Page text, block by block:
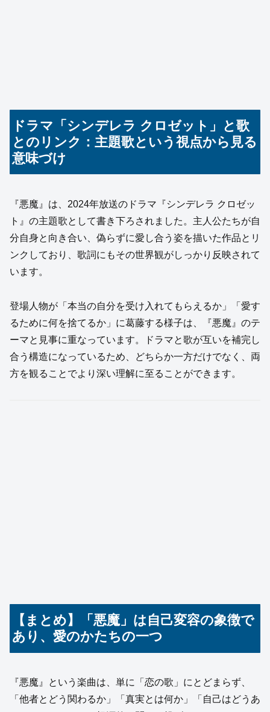
ドラマ「シンデレラ クロゼット」と歌
とのリンク：主題歌という視点から見る
意味づけ
『悪魔』は、2024年放送のドラマ『シンデレラ クロゼッ
ト』の主題歌として書き下ろされました。主人公たちが自
分自身と向き合い、偽らずに愛し合う姿を描いた作品とリ
ンクしており、歌詞にもその世界観がしっかり反映されて
います。
登場人物が「本当の自分を受け入れてもらえるか」「愛す
るために何を捨てるか」に葛藤する様子は、『悪魔』のテ
ーマと見事に重なっています。ドラマと歌が互いを補完し
合う構造になっているため、どちらか一方だけでなく、両
方を観ることでより深い理解に至ることができます。
【まとめ】「悪魔」は自己変容の象徴で
あり、愛のかたちの一つ
『悪魔』という楽曲は、単に「恋の歌」にとどまらず、
「他者とどう関わるか」「真実とは何か」「自己はどうあ